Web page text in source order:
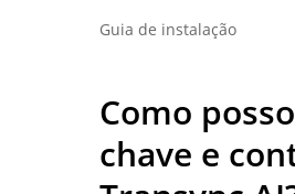
Guia de instalação
Como
chave e